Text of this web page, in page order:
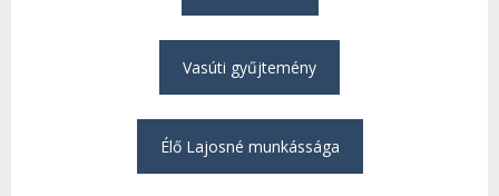
Vasúti gyűjtemény
Élő Lajosné munkássága